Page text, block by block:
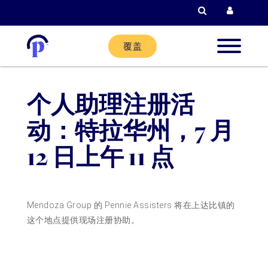
检索
覆盖
现有客户
帮助
个人助理注册活
动：特拉华州，7 月
12 日上午 11 点
Mendoza Group 的 Pennie Assisters 将在上达比镇的
这个地点提供现场注册协助。